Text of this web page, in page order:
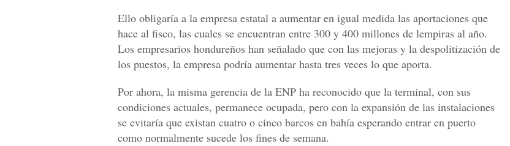
Ello obligaría a la empresa estatal a aumentar en igual medida las aportaciones que
hace al fisco, las cuales se encuentran entre 300 y 400 millones de lempiras al año.
Los empresarios hondureños han señalado que con las mejoras y la despolitización de
los puestos, la empresa podría aumentar hasta tres veces lo que aporta.
Por ahora, la misma gerencia de la ENP ha reconocido que la terminal, con sus
condiciones actuales, permanece ocupada, pero con la expansión de las instalaciones
se evitaría que existan cuatro o cinco barcos en bahía esperando entrar en puerto
como normalmente sucede los fines de semana.